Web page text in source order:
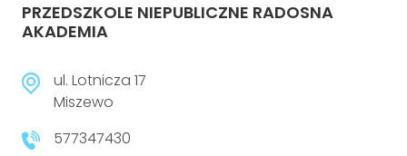
PRZEDSZKOLE NIEPUBLICZNE RADOSNA
AKADEMIA
ul. Lotnicza 17
Miszewo
577347430